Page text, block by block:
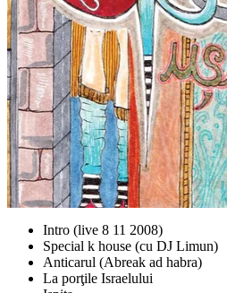
Intro (live 8 11 2008)
Special k house (cu DJ Limun)
Anticarul (Abreak ad habra)
La porţile Israelului
Pagina externă
Pagina externă
externă
Pagina externă